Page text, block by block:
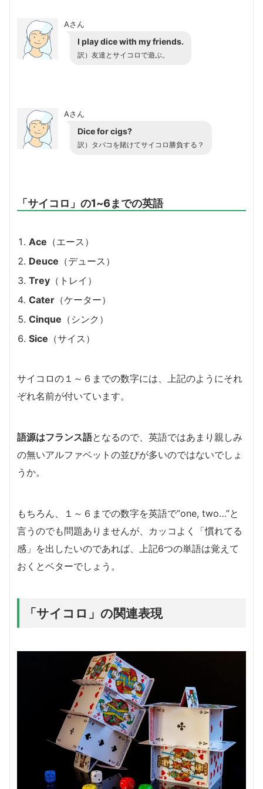
Aさん
I play dice with my friends.
訳）友達とサイコロで遊ぶ。
Aさん
Dice for cigs?
訳）タバコを賭けてサイコロ勝負する？
「サイコロ」の1~6までの英語
Ace （エース）
Deuce （デュース）
Trey （トレイ）
Cater （ケーター）
Cinque （シンク）
Sice （サイス）
サイコロの１～６までの数字には、上記のようにそれ
ぞれ名前が付いています。
語源はフランス語となるので、英語ではあまり親しみ
の無いアルファベットの並びが多いのではないでしょ
うか。
もちろん、１～６までの数字を英語で”one, two…”と
言うのでも問題ありませんが、カッコよく「慣れてる
感」を出したいのであれば、上記6つの単語は覚えて
おくとベターでしょう。
「サイコロ」の関連表現